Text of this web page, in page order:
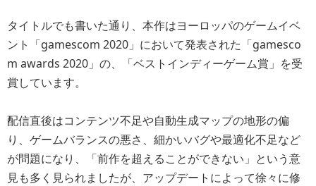
タイトルでも書いた通り、本作はヨーロッパのゲームイベ
ント「gamescom 2020」において発表された「gamesco
m awards 2020」の、「ベストインディーゲーム賞」を受
賞しています。
配信直後はコンテンツ不足や自動生成マップの地形の偏
り、ゲームバランスの悪さ、細かいバグや最適化不足など
が問題になり、「前作を超えることができない」という意
見も多く見られましたが、アップデートによって徐々に修